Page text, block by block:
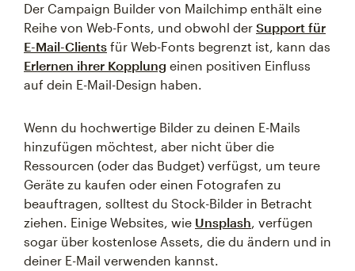
Der Campaign Builder von Mailchimp enthält eine
Reihe von Web-Fonts, und obwohl der Support für
E-Mail-Clients für Web-Fonts begrenzt ist, kann das
Erlernen ihrer Kopplung einen positiven Einfluss
auf dein E-Mail-Design haben.
Wenn du hochwertige Bilder zu deinen E-Mails
hinzufügen möchtest, aber nicht über die
Ressourcen (oder das Budget) verfügst, um teure
Geräte zu kaufen oder einen Fotografen zu
beauftragen, solltest du Stock-Bilder in Betracht
ziehen. Einige Websites, wie Unsplash, verfügen
sogar über kostenlose Assets, die du ändern und in
deiner E-Mail verwenden kannst.